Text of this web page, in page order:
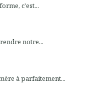
c'est...
notre...
à parfaitement...